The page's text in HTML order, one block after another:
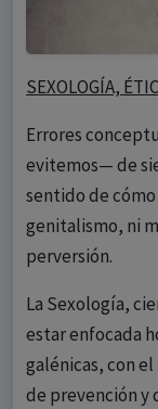
SEXOLOGÍA,
Errores
evitemos— de
sentido de
genitalismo, ni
perversión.
La Sexología,
estar enfocada
galénicas, con
de prevención y